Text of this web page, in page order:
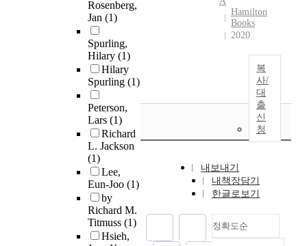
Rosenberg,
Jan (1)
Spurling,
Hilary (1)
Hilary
Spurling (1)
Peterson,
Lars (1)
Richard
L. Jackson
(1)
Lee,
Eun-Joo (1)
by
Richard M.
Titmuss (1)
Hsieh,
Hamilton
Books
2020
복
사/
대
출
신
청
내보내기
내책장담기
한글로보기
정확도순